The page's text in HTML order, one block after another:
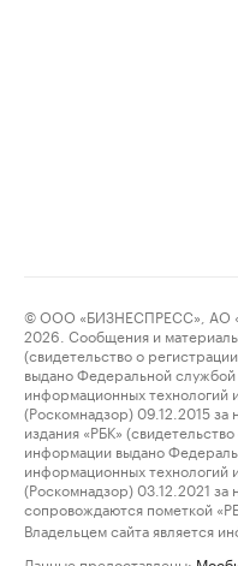
© ООО «БИЗНЕСПРЕСС», АО
2026. Сообщения и
(свидетельство о
выдано Федеральной
информационных технологий
(Роскомнадзор) 09.12.2015
издания «РБК»
информации выдано
информационных технологий
(Роскомнадзор) 03.12.2021
сопровождаются пометкой
Владельцем сайта является